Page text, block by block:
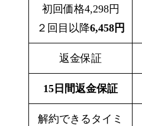
初回価格4,298円
２回目以降6,458円
返金保証
15日間返金保証
解約できるタイミ